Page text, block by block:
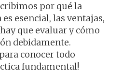
por qué la
esencial, las ventajas,
que evaluar y cómo
debidamente.
conocer todo
fundamental!